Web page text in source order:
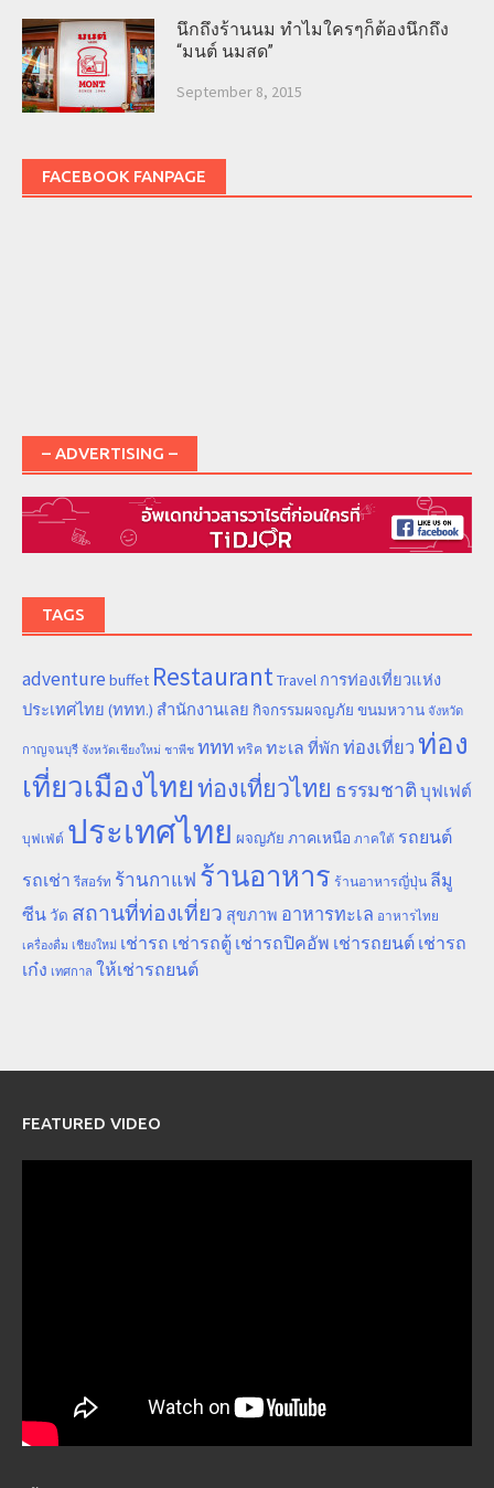
นึกถึงร้านนม ทำไมใครๆก็ต้องนึกถึง
“มนต์ นมสด”
September 8, 2015
FACEBOOK FANPAGE
– ADVERTISING –
TAGS
adventure buffet RestaurantTravel การท่องเที่ยวแห่ง
ประเทศไทย (ททท.) สำนักงานเลย กิจกรรมผจญภัย ขนมหวาน จังหวัด
กาญจนบุรี จังหวัดเชียงใหม่ ชาพีช ททท ทริค ทะเล ที่พัก ท่องเที่ยวท่อง
เที่ยวเมืองไทยท่องเที่ยวไทย ธรรมชาติ บุฟเฟต์
บุฟเฟ่ต์ ประเทศไทย ผจญภัย ภาคเหนือ ภาคใต้ รถยนต์
รถเช่า รีสอร์ท ร้านกาแฟ ร้านอาหาร ร้านอาหารญี่ปุ่น ลีมู
ซีน วัด สถานที่ท่องเที่ยว สุขภาพ อาหารทะเล อาหารไทย
เครื่องดื่ม เชียงใหม่ เช่ารถ เช่ารถตู้ เช่ารถปิคอัพ เช่ารถยนต์ เช่ารถ
เก๋ง เทศกาล ให้เช่ารถยนต์
FEATURED VIDEO